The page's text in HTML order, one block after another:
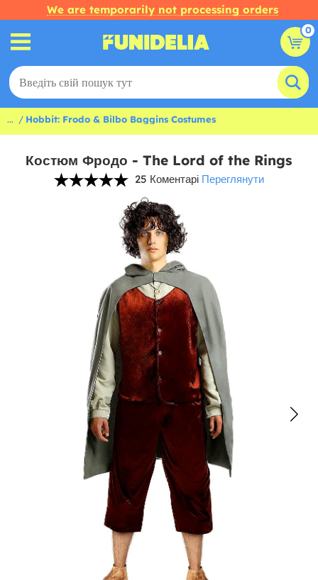
We are temporarily not processing orders
0
... Hobbit: Frodo & Bilbo Baggins Costumes
Костюм Фродо - The Lord of the Rings
25 Коментарі Переглянути